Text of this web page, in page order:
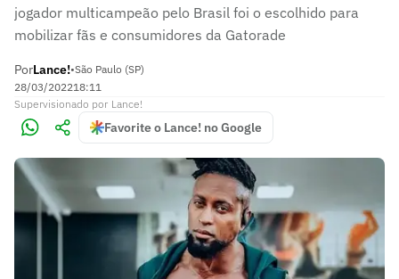
jogador multicampeão pelo Brasil foi o escolhido para
mobilizar fãs e consumidores da Gatorade
PorLance!•São Paulo (SP)
28/03/202218:11
Supervisionado por Lance!
Favorite o Lance! no Google